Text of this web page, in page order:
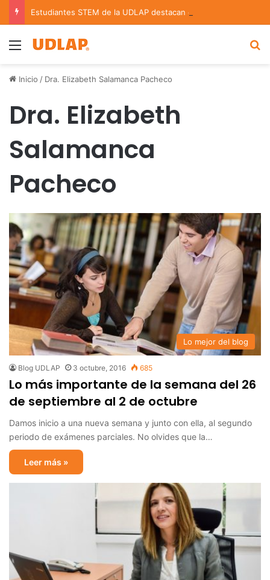
Menu
Inicio / Dra. Elizabeth Salamanca Pacheco
Dra. Elizabeth
Salamanca
Pacheco
Lo mejor del blog
Blog UDLAP 3 octubre, 2016 685
Lo más importante de la semana del 26
de septiembre al 2 de octubre
Damos inicio a una nueva semana y junto con ella, al segundo
periodo de exámenes parciales. No olvides que la…
Leer más »